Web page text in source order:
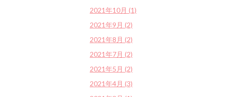
2021年10月 (1)
2021年9月 (2)
2021年8月 (2)
2021年7月 (2)
2021年5月 (2)
2021年4月 (3)